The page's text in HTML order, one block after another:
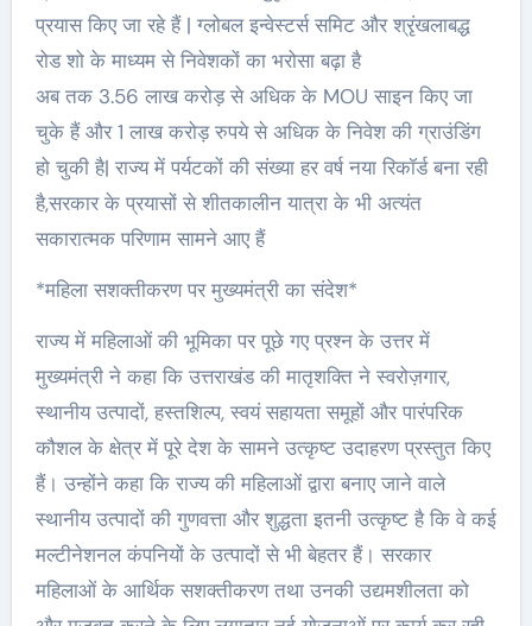
प्रयास किए जा रहे हैं | ग्लोबल इन्वेस्टर्स समिट और श्रृंखलाबद्ध
रोड शो के माध्यम से निवेशकों का भरोसा बढ़ा है
अब तक 3.56 लाख करोड़ से अधिक के MOU साइन किए जा
चुके हैं और 1 लाख करोड़ रुपये से अधिक के निवेश की ग्राउंडिंग
हो चुकी है| राज्य में पर्यटकों की संख्या हर वर्ष नया रिकॉर्ड बना रही
है,सरकार के प्रयासों से शीतकालीन यात्रा के भी अत्यंत
सकारात्मक परिणाम सामने आए हैं
*महिला सशक्तीकरण पर मुख्यमंत्री का संदेश*
राज्य में महिलाओं की भूमिका पर पूछे गए प्रश्न के उत्तर में
मुख्यमंत्री ने कहा कि उत्तराखंड की मातृशक्ति ने स्वरोज़गार,
स्थानीय उत्पादों, हस्तशिल्प, स्वयं सहायता समूहों और पारंपरिक
कौशल के क्षेत्र में पूरे देश के सामने उत्कृष्ट उदाहरण प्रस्तुत किए
हैं। उन्होंने कहा कि राज्य की महिलाओं द्वारा बनाए जाने वाले
स्थानीय उत्पादों की गुणवत्ता और शुद्धता इतनी उत्कृष्ट है कि वे कई
मल्टीनेशनल कंपनियों के उत्पादों से भी बेहतर हैं। सरकार
महिलाओं के आर्थिक सशक्तीकरण तथा उनकी उद्यमशीलता को